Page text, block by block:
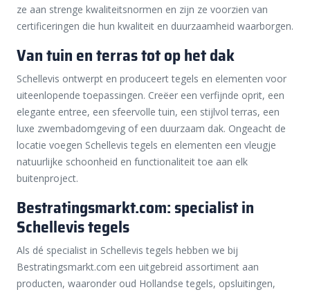
ze aan strenge kwaliteitsnormen en zijn ze voorzien van
certificeringen die hun kwaliteit en duurzaamheid waarborgen.
Van tuin en terras tot op het dak
Schellevis ontwerpt en produceert tegels en elementen voor
uiteenlopende toepassingen. Creëer een verfijnde oprit, een
elegante entree, een sfeervolle tuin, een stijlvol terras, een
luxe zwembadomgeving of een duurzaam dak. Ongeacht de
locatie voegen Schellevis tegels en elementen een vleugje
natuurlijke schoonheid en functionaliteit toe aan elk
buitenproject.
Bestratingsmarkt.com: specialist in
Schellevis tegels
Als dé specialist in Schellevis tegels hebben we bij
Bestratingsmarkt.com een uitgebreid assortiment aan
producten, waaronder oud Hollandse tegels, opsluitingen,